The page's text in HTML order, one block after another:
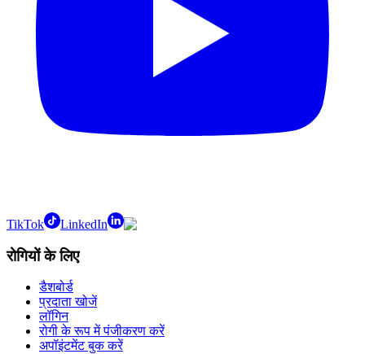
TikTok LinkedIn
रोगियों के लिए
डैशबोर्ड
प्रदाता खोजें
लॉगिन
रोगी के रूप में पंजीकरण करें
अपॉइंटमेंट बुक करें